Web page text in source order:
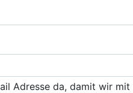
Adresse da, damit wir